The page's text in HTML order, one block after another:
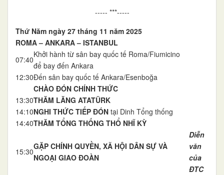
----- ***-----
Thứ Năm ngày 27 tháng 11 năm 2025
ROMA – ANKARA – ISTANBUL
07:40
Khởi hành từ sân bay quốc tế Roma/Fiumicino
để bay đến Ankara
12:30Đến sân bay quốc tế Ankara/Esenboğa
CHÀO ĐÓN CHÍNH THỨC
13:30THĂM LĂNG ATATÜRK
14:10NGHI THỨC TIẾP ĐÓN tại Dinh Tổng thống
14:40THĂM TỔNG THỐNG THỔ NHĨ KỲ
15:30
GẶP CHÍNH QUYỀN, XÃ HỘI DÂN SỰ VÀ
NGOẠI GIAO ĐOÀN
Diễn
văn
của
ĐTC